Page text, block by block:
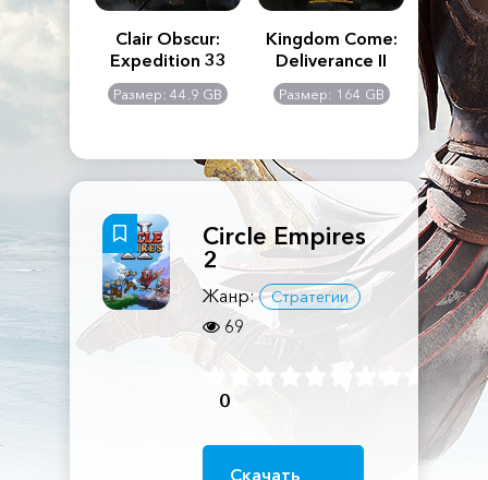
Creed
Clair Obscur:
Expedition 33
Размер: 44.9 GB
Kingdom Come:
Deliverance II
Размер: 164 GB
The
Circle Empires
2
Жанр: Стратегии
69
0
Скачать